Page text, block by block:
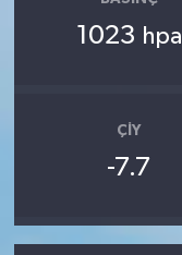
1023 hpa
ÇIY
-7.7